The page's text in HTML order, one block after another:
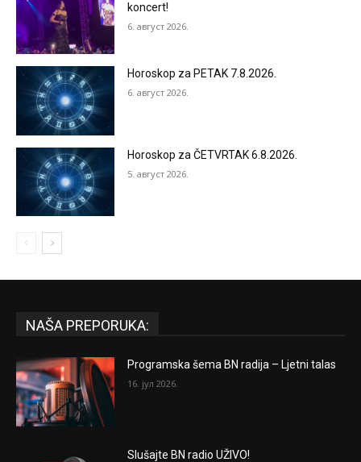
koncert!
6. август 2026.
Horoskop za PETAK 7.8.2026.
6. август 2026.
Horoskop za ČETVRTAK 6.8.2026.
5. август 2026.
NAŠA PREPORUKA:
Programska šema BN radija – Ljetni talas
16. јул 2026.
Slušajte BN radio UŽIVO!